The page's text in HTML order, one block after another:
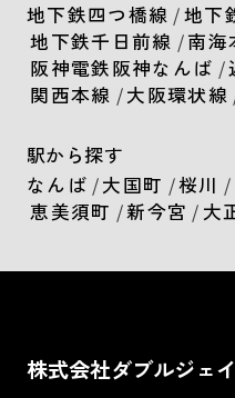
地下鉄四つ橋線 /地下
地下鉄千日前線 /南海
阪神電鉄阪神なんば /
関西本線 /大阪環状線
駅から探す
なんば /大国町 /桜川 /
恵美須町 /新今宮 / 大
株式会社ダブルジェ